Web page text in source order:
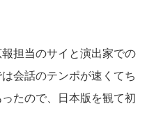
担当のサイと演出家での
会話のテンポが速くてち
たので、日本版を観て初